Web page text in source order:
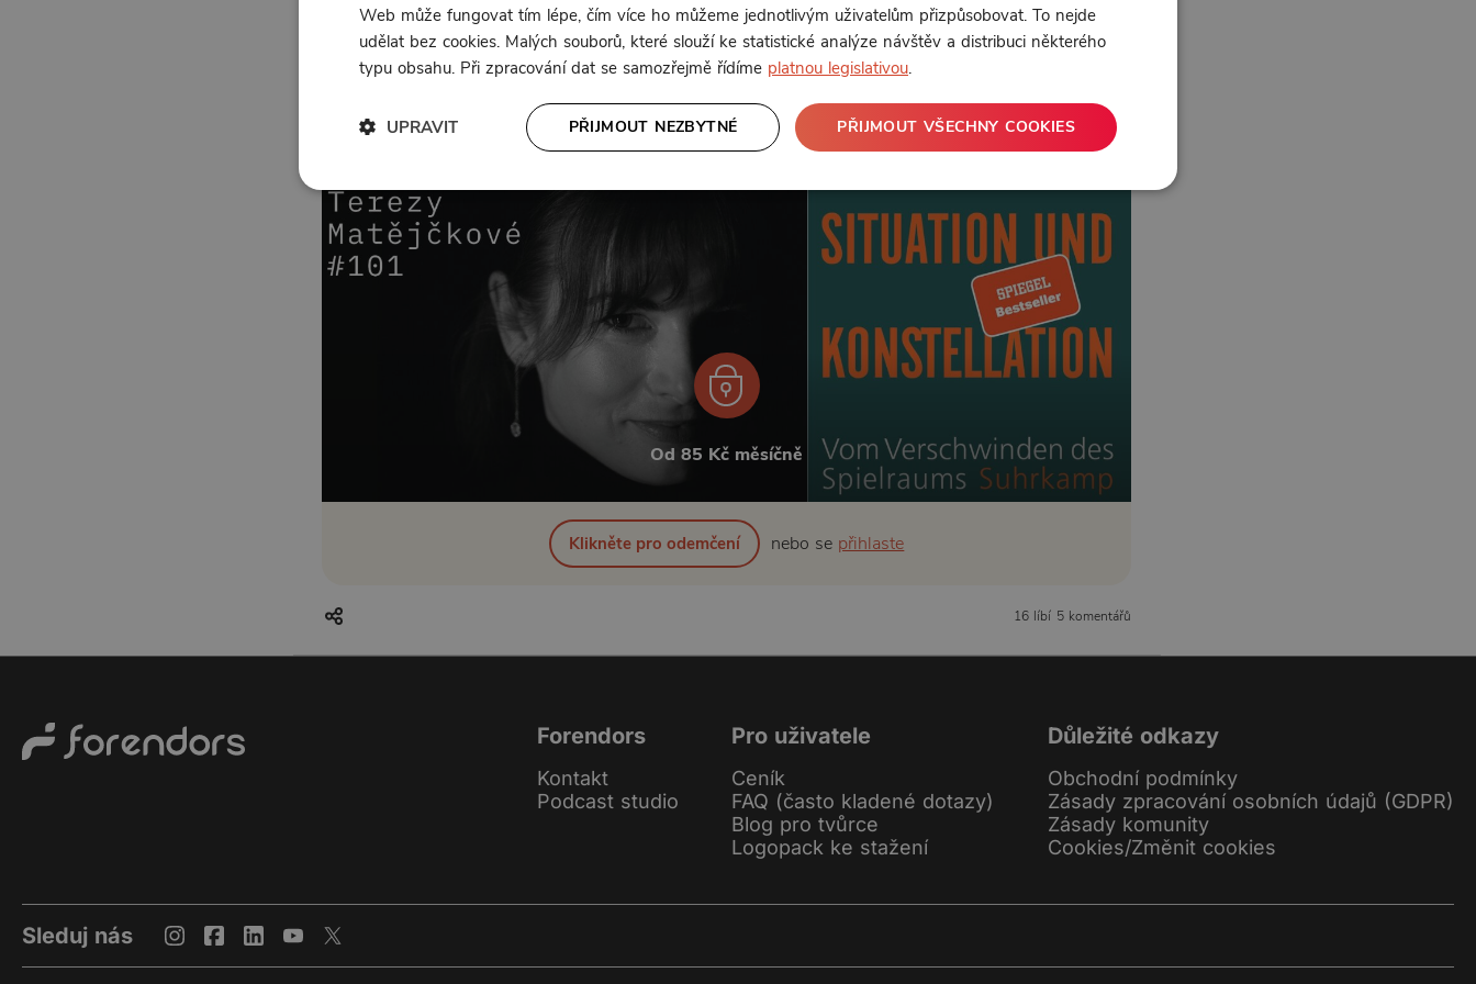
jednající bytosti se stáváme dospělými, ba zralými.
1:13:55
Od 85 Kč měsíčně
Klikněte pro odemčení nebo se přihlaste
16 líbí 5 komentářů
Forendors
Kontakt
Podcast studio
Pro uživatele
Ceník
FAQ (často kladené dotazy)
Blog pro tvůrce
Logopack ke stažení
Důležité odkazy
Obchodní podmínky
Zásady zpracování osobních údajů (GDPR)
Zásady komunity
Cookies/Změnit cookies
Sleduj nás
Web může fungovat tím lépe, čím více ho můžeme jednotlivým uživatelům přizpůsobovat. To nejde
udělat bez cookies. Malých souborů, které slouží ke statistické analýze návštěv a distribuci některého
typu obsahu. Při zpracování dat se samozřejmě řídíme platnou legislativou.
PŘIJMOUT VŠECHNY COOKIES
PŘIJMOUT NEZBYTNÉ
UPRAVIT